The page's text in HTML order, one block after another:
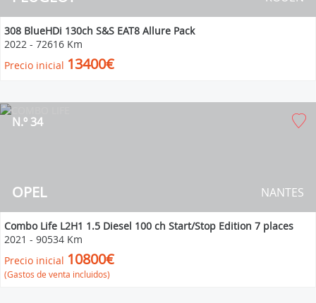
308 BlueHDi 130ch S&S EAT8 Allure Pack
2022 - 72616 Km
Precio inicial 13400€
OPEL
N.º 34
NANTES
Combo Life L2H1 1.5 Diesel 100 ch Start/Stop Edition 7 places
2021 - 90534 Km
Precio inicial 10800€
(Gastos de venta incluidos)